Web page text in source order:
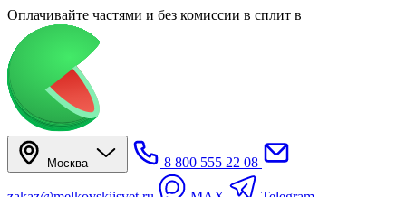
Оплачивайте частями и без комиссии в сплит в
Москва 8 800 555 22 08